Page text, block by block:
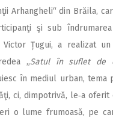
Arhangheli“ din Brăila,
şi sub
Țugui, a realizat
„Satul în suflet de
în mediul urban, tema
ci, dimpotrivă, le‑a oferit
o lume frumoasă, pe